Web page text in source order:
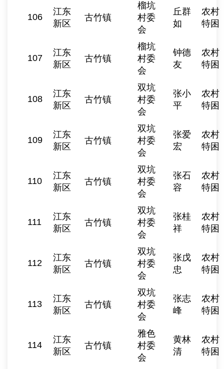
106
江东
新区
古竹镇
榴坑
村委
会
丘群
如
农村
特困
107
江东
新区
古竹镇
榴坑
村委
会
钟德
友
农村
特困
108
江东
新区
古竹镇
双坑
村委
会
张小
平
农村
特困
109
江东
新区
古竹镇
双坑
村委
会
张爱
宏
农村
特困
110
江东
新区
古竹镇
双坑
村委
会
张石
容
农村
特困
111
江东
新区
古竹镇
双坑
村委
会
张桂
祥
农村
特困
112
江东
新区
古竹镇
双坑
村委
会
张戊
忠
农村
特困
113
江东
新区
古竹镇
双坑
村委
会
张志
峰
农村
特困
114
江东
新区
古竹镇
雅色
村委
会
黄林
清
农村
特困